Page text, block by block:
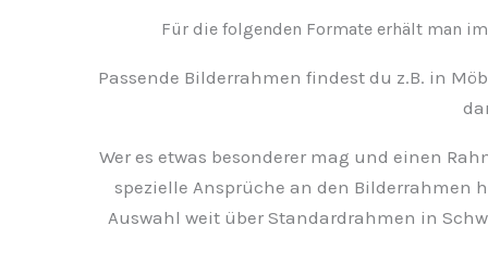
Für die folgenden Formate erhält man
Passende Bilderrahmen findest du z.B. in
Wer es etwas besonderer mag und einen
spezielle Ansprüche an den Bilderrahmen
Auswahl weit über Standardrahmen in